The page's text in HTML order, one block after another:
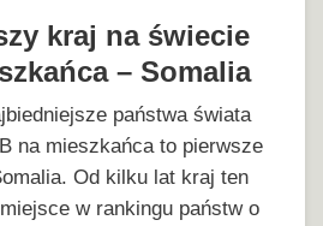
kraj na świecie
– Somalia
państwa świata
na mieszkańca to pierwsze
Od kilku lat kraj ten
w rankingu państw o